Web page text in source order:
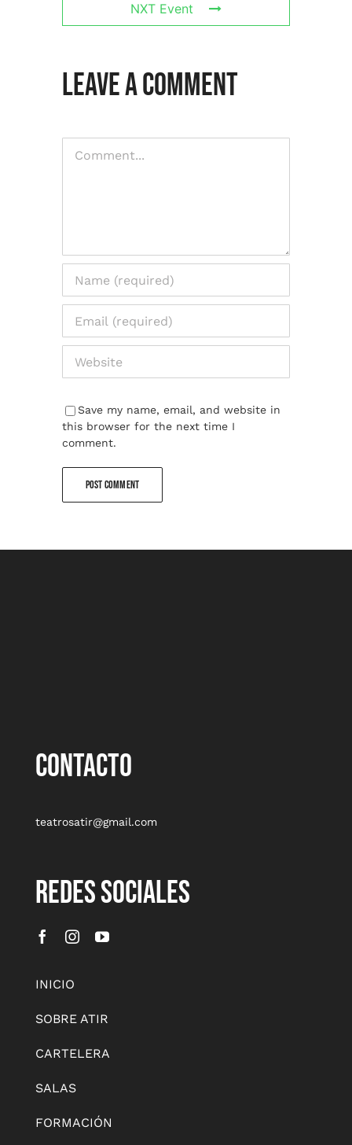
NXT Event
Leave A Comment
Save my name, email, and website in
this browser for the next time I
comment.
CONTACTO
teatrosatir@gmail.com
REDES SOCIALES
INICIO
SOBRE ATIR
CARTELERA
SALAS
FORMACIÓN